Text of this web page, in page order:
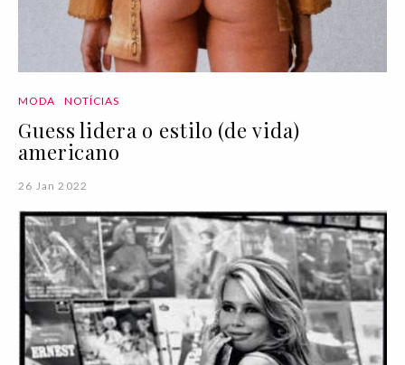
MODA NOTÍCIAS
Guess lidera o estilo (de vida)
americano
26 Jan 2022